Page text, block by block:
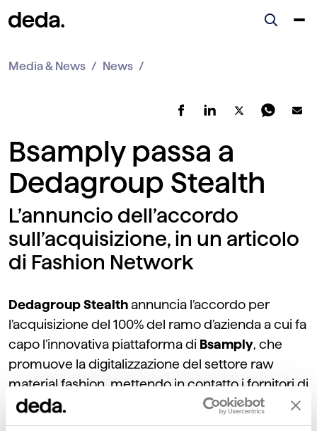
Media & News News
Bsamply passa a
Dedagroup Stealth
L’annuncio dell’accordo
sull’acquisizione, in un articolo
di Fashion Network
Dedagroup Stealth annuncia l’accordo per
l’acquisizione del 100% del ramo d’azienda a cui fa
capo l’innovativa piattaforma di Bsamply, che
promuove la digitalizzazione del settore raw
material fashion, mettendo in contatto i fornitori di
materie prime e le aziende di moda e interior
design.